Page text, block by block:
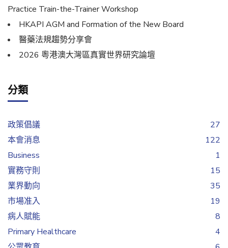
Practice Train-the-Trainer Workshop
HKAPI AGM and Formation of the New Board
醫藥法規趨勢分享會
2026 粵港澳大灣區真實世界研究論壇
分類
政策倡議
27
本會消息
122
Business
1
實務守則
15
業界動向
35
市場准入
19
病人賦能
8
Primary Healthcare
4